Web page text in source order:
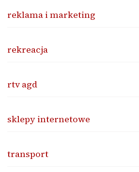
reklama i marketing
rekreacja
rtv agd
sklepy internetowe
transport